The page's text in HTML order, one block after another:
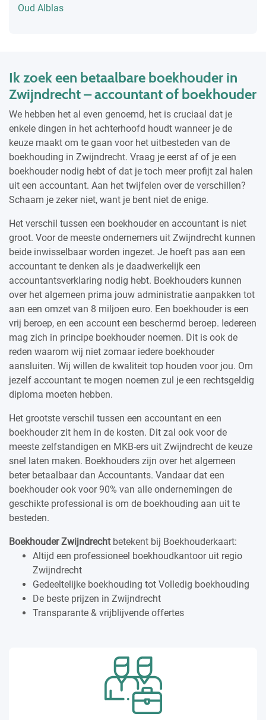
Oud Alblas
Ik zoek een betaalbare boekhouder in
Zwijndrecht – accountant of boekhouder
We hebben het al even genoemd, het is cruciaal dat je
enkele dingen in het achterhoofd houdt wanneer je de
keuze maakt om te gaan voor het uitbesteden van de
boekhouding in Zwijndrecht. Vraag je eerst af of je een
boekhouder nodig hebt of dat je toch meer profijt zal halen
uit een accountant. Aan het twijfelen over de verschillen?
Schaam je zeker niet, want je bent niet de enige.
Het verschil tussen een boekhouder en accountant is niet
groot. Voor de meeste ondernemers uit Zwijndrecht kunnen
beide inwisselbaar worden ingezet. Je hoeft pas aan een
accountant te denken als je daadwerkelijk een
accountantsverklaring nodig hebt. Boekhouders kunnen
over het algemeen prima jouw administratie aanpakken tot
aan een omzet van 8 miljoen euro. Een boekhouder is een
vrij beroep, en een account een beschermd beroep. Iedereen
mag zich in principe boekhouder noemen. Dit is ook de
reden waarom wij niet zomaar iedere boekhouder
aansluiten. Wij willen de kwaliteit top houden voor jou. Om
jezelf accountant te mogen noemen zul je een rechtsgeldig
diploma moeten hebben.
Het grootste verschil tussen een accountant en een
boekhouder zit hem in de kosten. Dit zal ook voor de
meeste zelfstandigen en MKB-ers uit Zwijndrecht de keuze
snel laten maken. Boekhouders zijn over het algemeen
beter betaalbaar dan Accountants. Vandaar dat een
boekhouder ook voor 90% van alle ondernemingen de
geschikte professional is om de boekhouding aan uit te
besteden.
Boekhouder Zwijndrechtbetekent bij Boekhouderkaart:
Altijd een professioneel boekhoudkantoor uit regio
Zwijndrecht
Gedeeltelijke boekhouding tot Volledig boekhouding
De beste prijzen in Zwijndrecht
Transparante & vrijblijvende offertes